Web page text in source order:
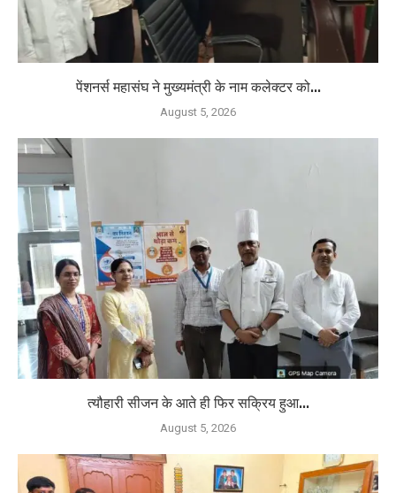
पेंशनर्स महासंघ ने मुख्यमंत्री के नाम कलेक्टर को...
August 5, 2026
त्यौहारी सीजन के आते ही फिर सक्रिय हुआ...
August 5, 2026